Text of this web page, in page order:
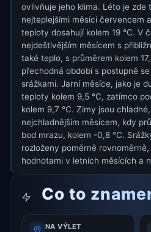
ovlivňuje jeho klima. Léto je zde
nejteplejšími měsíci červencem
teploty dosahují kolem 19 °C. V
nejdeštivějším měsícem s
také teplo, s průměrem kolem
přechodná období s postupně
srážkami. Jarní měsíce, jako je
teploty kolem 9,5 °C, zatímco
kolem 9,7 °C. Zimy jsou
nejchladnějším měsícem, kdy
bod mrazu, kolem -0,8 °C.
rozloženy poměrně
hodnotami v letních měsících a
Co to
NA VÝLET